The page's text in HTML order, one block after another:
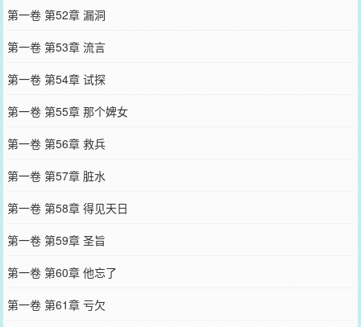
第一卷 第52章 漏洞
第一卷 第53章 流言
第一卷 第54章 试探
第一卷 第55章 那个婢女
第一卷 第56章 救兵
第一卷 第57章 脏水
第一卷 第58章 得见天日
第一卷 第59章 圣旨
第一卷 第60章 他忘了
第一卷 第61章 亏欠